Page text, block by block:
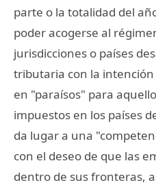
parte o la totalidad del
poder acogerse al
jurisdicciones o países
tributaria con la
en "paraísos" para
impuestos en los países
da lugar a una
con el deseo de que las
dentro de sus fronteras,